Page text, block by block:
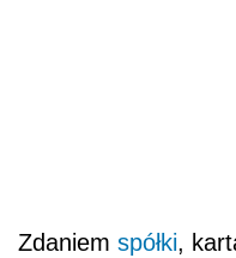
Zdaniem spółki,